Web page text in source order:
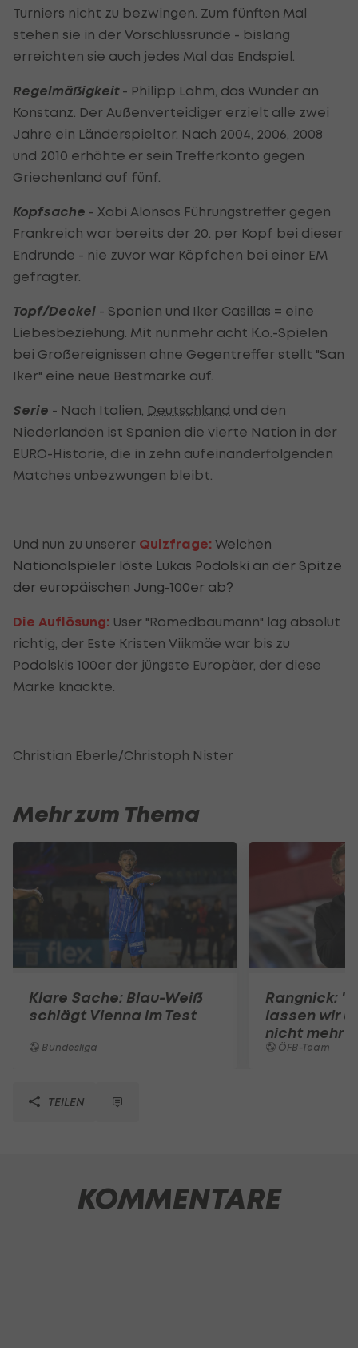
Turniers nicht zu bezwingen. Zum fünften Mal
stehen sie in der Vorschlussrunde - bislang
erreichten sie auch jedes Mal das Endspiel.
Regelmäßigkeit - Philipp Lahm, das Wunder an
Konstanz. Der Außenverteidiger erzielt alle zwei
Jahre ein Länderspieltor. Nach 2004, 2006, 2008
und 2010 erhöhte er sein Trefferkonto gegen
Griechenland auf fünf.
Kopfsache - Xabi Alonsos Führungstreffer gegen
Frankreich war bereits der 20. per Kopf bei dieser
Endrunde - nie zuvor war Köpfchen bei einer EM
gefragter.
Topf/Deckel - Spanien und Iker Casillas = eine
Liebesbeziehung. Mit nunmehr acht K.o.-Spielen
bei Großereignissen ohne Gegentreffer stellt "San
Iker" eine neue Bestmarke auf.
Serie - Nach Italien, Deutschland und den
Niederlanden ist Spanien die vierte Nation in der
EURO-Historie, die in zehn aufeinanderfolgenden
Matches unbezwungen bleibt.
Und nun zu unserer Quizfrage: Welchen
Nationalspieler löste Lukas Podolski an der Spitze
der europäischen Jung-100er ab?
Die Auflösung: User "Romedbaumann" lag absolut
richtig, der Este Kristen Viikmäe war bis zu
Podolskis 100er der jüngste Europäer, der diese
Marke knackte.
Christian Eberle/Christoph Nister
Mehr zum Thema
Klare Sache: Blau-Weiß
schlägt Vienna im Test
Bundesliga
Rangnick:
lassen wir
nicht mehr
ÖFB-Team
TEILEN
KOMMENTARE